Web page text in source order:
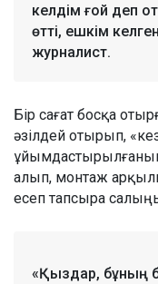
келдім ғой деп
өтті, ешкім
журналист.
Бір сағат босқа
әзілдей отырып,
алып, монтаж
есеп тапсыра
«Қыздар, бұның